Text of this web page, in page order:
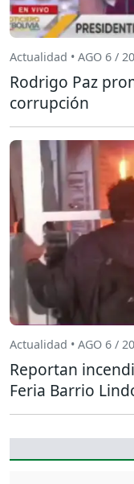
Actualidad • AGO 6 /
Rodrigo Paz
corrupción
Actualidad • AGO 6 /
Reportan
Feria Barrio